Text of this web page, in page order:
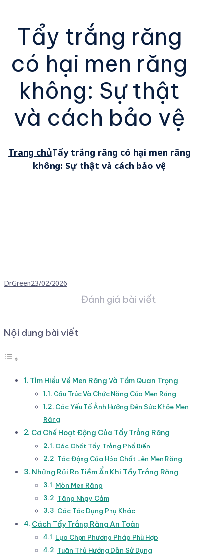
Tẩy trắng răng
có hại men răng
không: Sự thật
và cách bảo vệ
Trang chủTẩy trắng răng có hại men răng
không: Sự thật và cách bảo vệ
DrGreen23/02/2026
Đánh giá bài viết
Nội dung bài viết
Tìm Hiểu Về Men Răng Và Tầm Quan Trọng
Cấu Trúc Và Chức Năng Của Men Răng
Các Yếu Tố Ảnh Hưởng Đến Sức Khỏe Men
Răng
Cơ Chế Hoạt Động Của Tẩy Trắng Răng
Các Chất Tẩy Trắng Phổ Biến
Tác Động Của Hóa Chất Lên Men Răng
Những Rủi Ro Tiềm Ẩn Khi Tẩy Trắng Răng
Mòn Men Răng
Tăng Nhạy Cảm
Các Tác Dụng Phụ Khác
Cách Tẩy Trắng Răng An Toàn
Lựa Chọn Phương Pháp Phù Hợp
Tuân Thủ Hướng Dẫn Sử Dụng